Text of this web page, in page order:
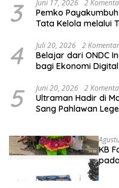
3 Juni 17, 2026 2
Pemko
Tata Kelola melalui
4 Juli 20, 2026 2 Komentar
Belajar dari ONDC
bagi Ekonomi
5 Juni 20, 2026 2
Ultraman Hadir di
Sang Pahlawan
KB